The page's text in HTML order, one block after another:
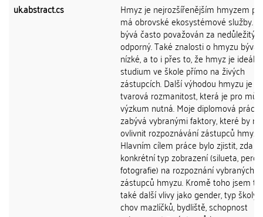
uk.abstract.cs
Hmyz je nejrozšířenějším hmyzem
má obrovské ekosystémové služby. I
bývá často považován za nedůležitý a
odporný. Také znalosti o hmyzu
nízké, a to i přes to, že hmyz je
studium ve škole přímo na živých
zástupcích. Další výhodou hmyzu je
tvarová rozmanitost, která je pro můj
výzkum nutná. Moje diplomová práce
zabývá vybranými faktory, které by
ovlivnit rozpoznávání zástupců hmyzu.
Hlavním cílem práce bylo zjistit, zda
konkrétní typ zobrazení (silueta,
fotografie) na rozpoznání vybraných
zástupců hmyzu. Kromě toho jsem
také další vlivy jako gender, typ školy,
chov mazlíčků, bydliště, schopnost